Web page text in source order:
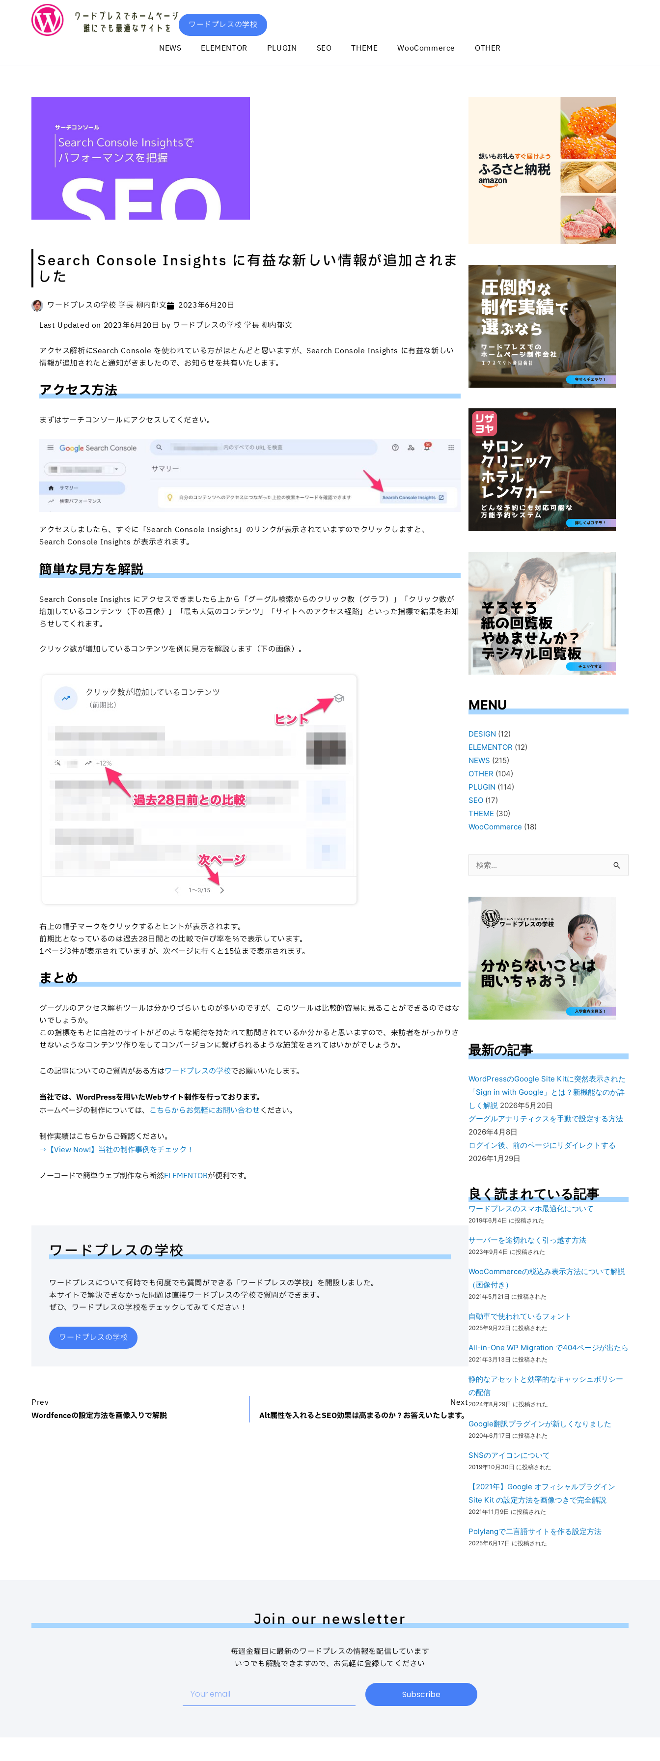
ワードプレスの学校
NEWS ELEMENTOR PLUGIN SEO THEME WooCommerce OTHER
Search Console Insights に有益な新しい情報が追加されま
した
ワードプレスの学校 学長 柳内郁文
2023年6月20日
Last Updated on 2023年6月20日 by ワードプレスの学校 学長 柳内郁文
アクセス解析にSearch Console を使われている方がほとんどと思いますが、Search Console Insights に有益な新しい
情報が追加されたと通知がきましたので、お知らせを共有いたします。
アクセス方法
まずはサーチコンソールにアクセスしてください。
アクセスしましたら、すぐに「Search Console Insights」のリンクが表示されていますのでクリックしますと、
Search Console Insights が表示されます。
簡単な見方を解説
Search Console Insights にアクセスできましたら上から「グーグル検索からのクリック数（グラフ）」「クリック数が
増加しているコンテンツ（下の画像）」「最も人気のコンテンツ」「サイトへのアクセス経路」といった指標で結果をお知
らせしてくれます。
クリック数が増加しているコンテンツを例に見方を解説します（下の画像）。
右上の帽子マークをクリックするとヒントが表示されます。
前期比となっているのは過去28日間との比較で伸び率を％で表示しています。
1ページ3件が表示されていますが、次ページに行くと15位まで表示されます。
まとめ
グーグルのアクセス解析ツールは分かりづらいものが多いのですが、このツールは比較的容易に見ることができるのではな
いでしょうか。
この指標をもとに自社のサイトがどのような期待を持たれて訪問されているか分かると思いますので、来訪者をがっかりさ
せないようなコンテンツ作りをしてコンバージョンに繋げられるような施策をされてはいかがでしょうか。
この記事についてのご質問がある方はワードプレスの学校でお願いいたします。
当社では、WordPressを用いたWebサイト制作を行っております。
ホームページの制作については、 こちらからお気軽にお問い合わせください。
制作実績はこちらからご確認ください。
⇒【View Now!】当社の制作事例をチェック！
ノーコードで簡単ウェブ制作なら断然ELEMENTORが便利です。
ワードプレスの学校
ワードプレスについて何時でも何度でも質問ができる「ワードプレスの学校」を開設しました。
本サイトで解決できなかった問題は直接ワードプレスの学校で質問ができます。
ぜひ、ワードプレスの学校をチェックしてみてください！
ワードプレスの学校
Prev
Wordfenceの設定方法を画像入りで解説
Next
Alt属性を入れるとSEO効果は高まるのか？お答えいたします。
MENU
DESIGN (12)
ELEMENTOR (12)
NEWS (215)
OTHER (104)
PLUGIN (114)
SEO(17)
THEME (30)
WooCommerce (18)
象:
最新の記事
WordPressのGoogle Site Kitに突然表示された
「Sign in with Google」とは？新機能なのか詳
しく解説 2026年5月20日
グーグルアナリティクスを手動で設定する方法
2026年4月8日
ログイン後、前のページにリダイレクトする
2026年1月29日
良く読まれている記事
ワードプレスのスマホ最適化について
2019年6月4日 に投稿された
サーバーを途切れなく引っ越す方法
2023年9月4日 に投稿された
WooCommerceの税込み表示方法について解説
（画像付き）
2021年5月21日 に投稿された
自動車で使われているフォント
2025年9月22日 に投稿された
All-in-One WP Migration で404ページが出たら
2021年3月13日 に投稿された
静的なアセットと効率的なキャッシュポリシー
の配信
2024年8月29日 に投稿された
Google翻訳プラグインが新しくなりました
2020年6月17日 に投稿された
SNSのアイコンについて
2019年10月30日 に投稿された
【2021年】Google オフィシャルプラグイン
Site Kit の設定方法を画像つきで完全解説
2021年11月9日 に投稿された
Polylangで二言語サイトを作る設定方法
2025年6月17日 に投稿された
Join our newsletter
毎週金曜日に最新のワードプレスの情報を配信しています
いつでも解読できますので、お気軽に登録してください
email
Subscribe